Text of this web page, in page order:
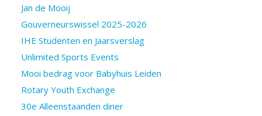
Jan de Mooij
Gouverneurswissel 2025-2026
IHE Studenten en Jaarsverslag
Unlimited Sports Events
Mooi bedrag voor Babyhuis Leiden
Rotary Youth Exchange
30e Alleenstaanden diner